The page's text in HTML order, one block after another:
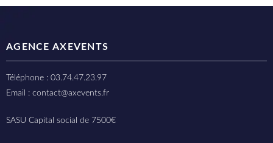
AGENCE AXEVENTS
Téléphone : 03.74.47.23.97
Email : contact@axevents.fr
SASU Capital social de 7500€